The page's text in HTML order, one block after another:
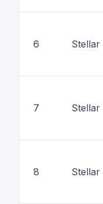
6 Stellar
7 Stellar
8 Stellar